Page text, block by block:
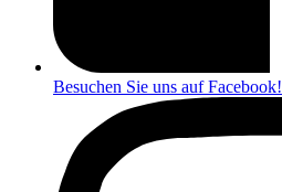
Besuchen Sie uns auf Facebook!